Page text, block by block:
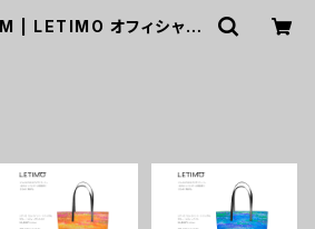
| LETIMO オフィシャル